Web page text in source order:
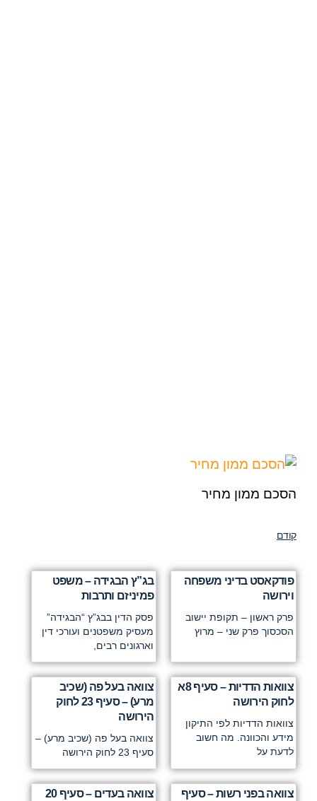
הסכם ממון מחיר
קודם
פודקאסט בדיני משפחה
וירושה
פרק ראשון – תקופת יישוב
הסכסוך פרק שני – מרוץ
בג”ץ הבגידה – משפט
פמיניזם ותרבות
פסק הדין בבג”ץ “הבגידה”
מעסיק משפטנים ועורכי דין
וארגונים רבים,
צוואות הדדיות – סעיף 8א
לחוק הירושה
צוואות הדדיות לפי התיקון
מידע והכוונה. מה חשוב
לדעת על
צוואה בעל פה (שכיב
מרע) – סעיף 23 לחוק
הירושה
צוואה בעל פה (שכיב מרע) –
סעיף 23 לחוק הירושה
צוואה בפני רשות – סעיף
צוואה בעדים – סעיף 20